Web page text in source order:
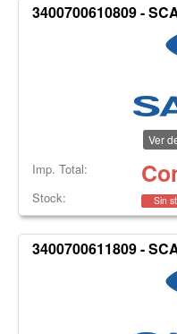
3400700610809 -
Ver
Imp. Total:
Stock: Sin
3400700611809 -